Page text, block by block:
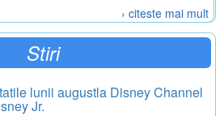
› citeste mai mult
Stiri
lunii augustla Disney Channel
Jr.